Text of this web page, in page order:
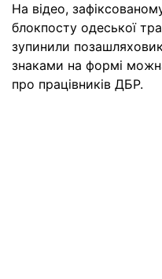
На відео,
блокпосту одеської
зупинили
знаками на формі
про працівників ДБР.